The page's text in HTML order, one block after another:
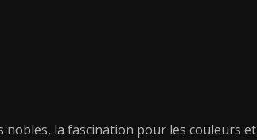
nobles, la fascination pour les couleurs et